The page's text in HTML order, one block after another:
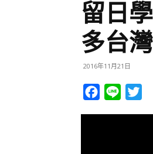
留日
多台
2016年11月21日
Facebook
Line